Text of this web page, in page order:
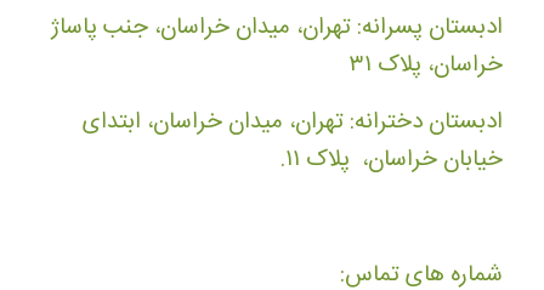
ادبستان پسرانه: تهران، میدان خراسان، جنب پاساژ
خراسان، پلاک ۳۱
ادبستان دخترانه: تهران، میدان خراسان، ابتدای
خیابان خراسان، پلاک ۱۱.
شماره های تماس: